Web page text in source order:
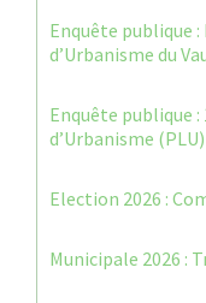
Enquête publique
d’Urbanisme du
Enquête publique
d’Urbanisme
Election 2026 :
Municipale 2026 :